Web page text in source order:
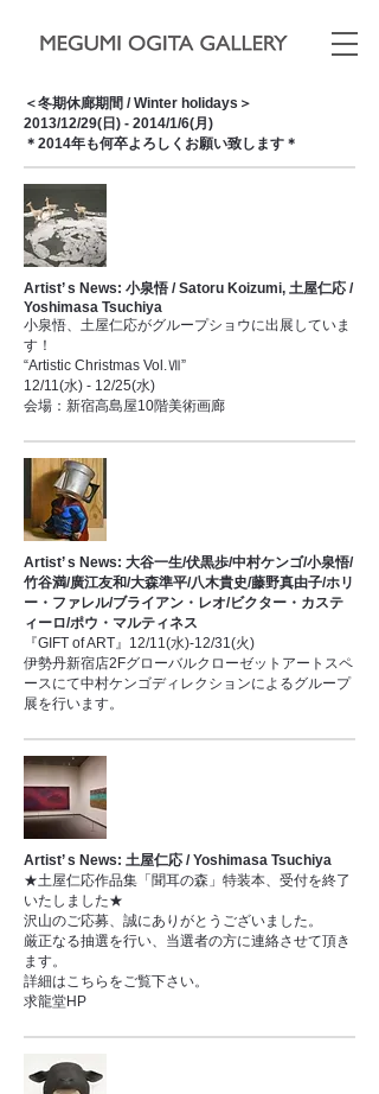
＜冬期休廊期間 / Winter holidays＞
2013/12/29(日) - 2014/1/6(月)
＊2014年も何卒よろしくお願い致します＊
Artist’ s News: 小泉悟 / Satoru Koizumi, 土屋仁応 /
Yoshimasa Tsuchiya
小泉悟、土屋仁応がグループショウに出展していま
す！
“Artistic Christmas Vol.Ⅶ”
12/11(水) - 12/25(水)
会場：新宿高島屋10階美術画廊
Artist’ s News: 大谷一生/伏黒歩/中村ケンゴ/小泉悟/
竹谷満/廣江友和/大森準平/八木貴史/藤野真由子/ホリ
ー・ファレル/ブライアン・レオ/ビクター・カステ
ィーロ/ポウ・マルティネス
『GIFT of ART』12/11(水)-12/31(火)
伊勢丹新宿店2Fグローバルクローゼットアートスペ
ースにて中村ケンゴディレクションによるグループ
展を行います。
Artist’ s News: 土屋仁応 / Yoshimasa Tsuchiya
★土屋仁応作品集「聞耳の森」特装本、受付を終了
いたしました★
沢山のご応募、誠にありがとうございました。
厳正なる抽選を行い、当選者の方に連絡させて頂き
ます。
詳細はこちらをご覧下さい。
求龍堂HP